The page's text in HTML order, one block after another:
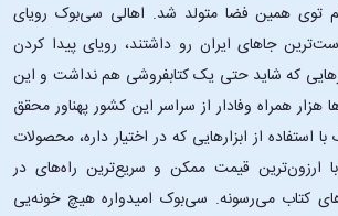
همین فضا متولد شد. اهالی سی‌بوک رویای
جاهای ایران رو داشتند، رویای پیدا کردن
که شاید حتی یک کتابفروشی هم نداشت و این
هزار همراه وفادار از سراسر این کشور پهناور محقق
استفاده از ابزارهایی که در اختیار داره، محصولات
ارزون‌ترین قیمت ممکن و سریع‌ترین راه‌های در
کتاب می‌رسونه. سی‌بوک امیدواره هیچ خونه‌یی